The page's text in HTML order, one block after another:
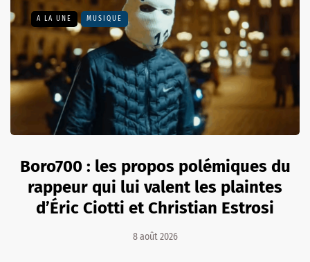
A LA UNE MUSIQUE
Boro700 : les propos polémiques du
rappeur qui lui valent les plaintes
d’Éric Ciotti et Christian Estrosi
8 août 2026